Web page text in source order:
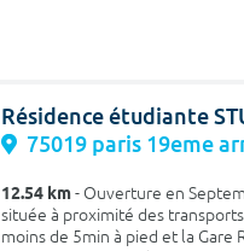
Résidence étudiante
75019 paris 19eme
12.54 km- Ouverture en
située à proximité des
moins de 5min à pied et la Gare